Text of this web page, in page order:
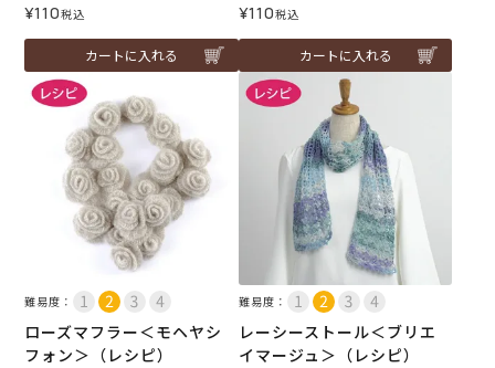
¥110税込
カートに入れる
¥110税込
カートに入れる
難易度：
ローズマフラー＜モヘヤシ
フォン＞（レシピ）
難易度：
レーシーストール＜ブリエ
イマージュ＞（レシピ）